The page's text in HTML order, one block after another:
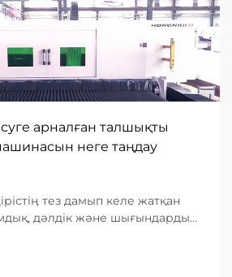
арналған талшықты
неге таңдау
тез дамып келе жатқан
дәлдік және шығындардың
үшін дұрыс